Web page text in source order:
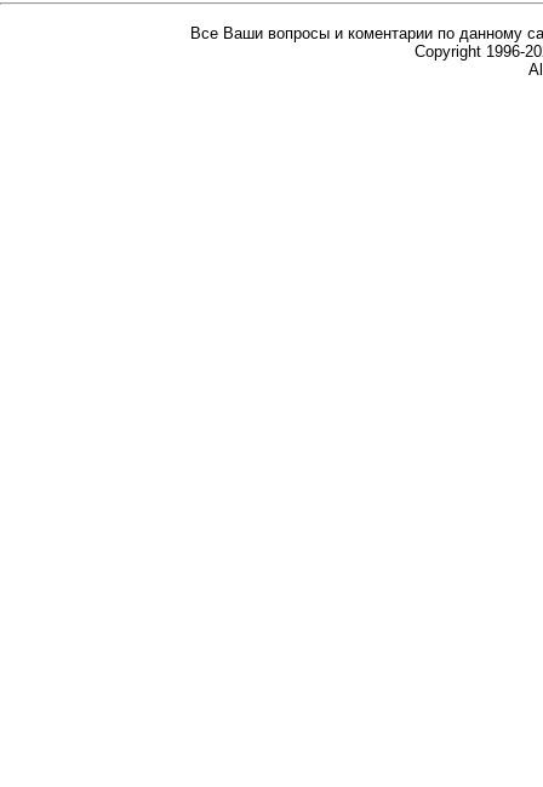
Все Ваши вопросы и коментарии по данному
Copyright 1996-